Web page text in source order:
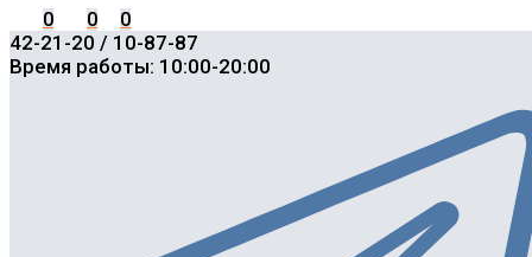
0 0 0
42-21-20 / 10-87-87
Время работы: 10:00-20:00